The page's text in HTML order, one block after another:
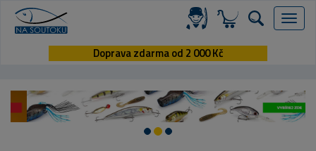
Menu
Doprava zdarma od 2 000 Kč